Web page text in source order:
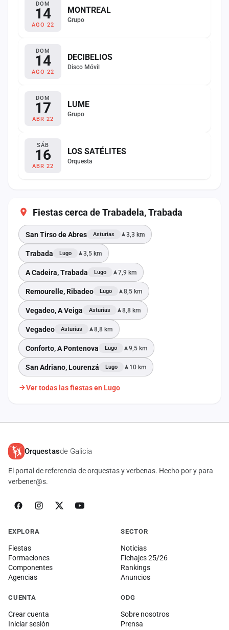
DOM
14
AGO 22
MONTREAL
Grupo
DOM
14
AGO 22
DECIBELIOS
Disco Móvil
DOM
17
ABR 22
LUME
Grupo
SÁB
16
ABR 22
LOS SATÉLITES
Orquesta
Fiestas cerca de Trabadela, Trabada
San Tirso de Abres Asturias 3,3 km
Trabada Lugo 3,5 km
A Cadeira, Trabada Lugo 7,9 km
Remourelle, Ribadeo Lugo 8,5 km
Vegadeo, A Veiga Asturias 8,8 km
Vegadeo Asturias 8,8 km
Conforto, A Pontenova Lugo 9,5 km
San Adriano, Lourenzá Lugo 10 km
Ver todas las fiestas en Lugo
Orquestasde Galicia
El portal de referencia de orquestas y verbenas. Hecho por y para
verbener@s.
EXPLORA
Fiestas
Formaciones
Componentes
Agencias
SECTOR
Noticias
Fichajes 25/26
Rankings
Anuncios
CUENTA
Crear cuenta
Iniciar sesión
ODG
Sobre nosotros
Prensa